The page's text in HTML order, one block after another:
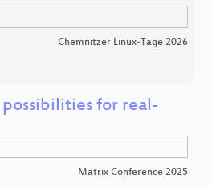
Chemnitzer Linux-Tage 2026
for real-
Matrix Conference 2025